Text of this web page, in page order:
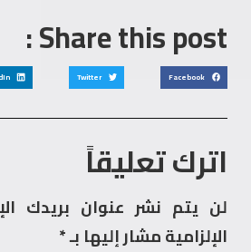
Share this post :
Facebook
Twitter
اترك تعليقاً
لن يتم نشر عنوان بريدك
الإلزامية مشار إليها بـ *